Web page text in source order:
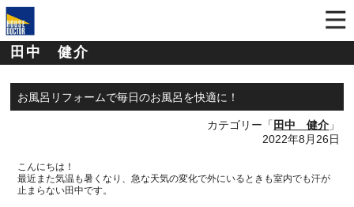
田中 健介
お風呂リフォームで毎日のお風呂を快適に！
カテゴリー「 田中 健介 」
2022年8月26日
こんにちは！
最近また気温も暑くなり、急な天気の変化で外にいるときも室内でも汗が
止まらない田中です。